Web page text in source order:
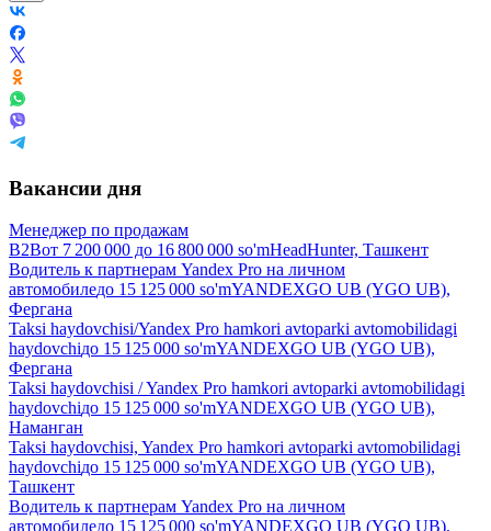
Вакансии дня
Менеджер по продажам
B2Bот 7 200 000 до 16 800 000 so'mHeadHunter, Ташкент
Водитель к партнерам Yandex Pro на личном
автомобиледо 15 125 000 so'mYANDEXGO UB (YGO UB),
Фергана
Taksi haydovchisi/Yandex Pro hamkori avtoparki avtomobilidagi
haydovchiдо 15 125 000 so'mYANDEXGO UB (YGO UB),
Фергана
Taksi haydovchisi / Yandex Pro hamkori avtoparki avtomobilidagi
haydovchiдо 15 125 000 so'mYANDEXGO UB (YGO UB),
Наманган
Taksi haydovchisi, Yandex Pro hamkori avtoparki avtomobilidagi
haydovchiдо 15 125 000 so'mYANDEXGO UB (YGO UB),
Ташкент
Водитель к партнерам Yandex Pro на личном
автомобиледо 15 125 000 so'mYANDEXGO UB (YGO UB),